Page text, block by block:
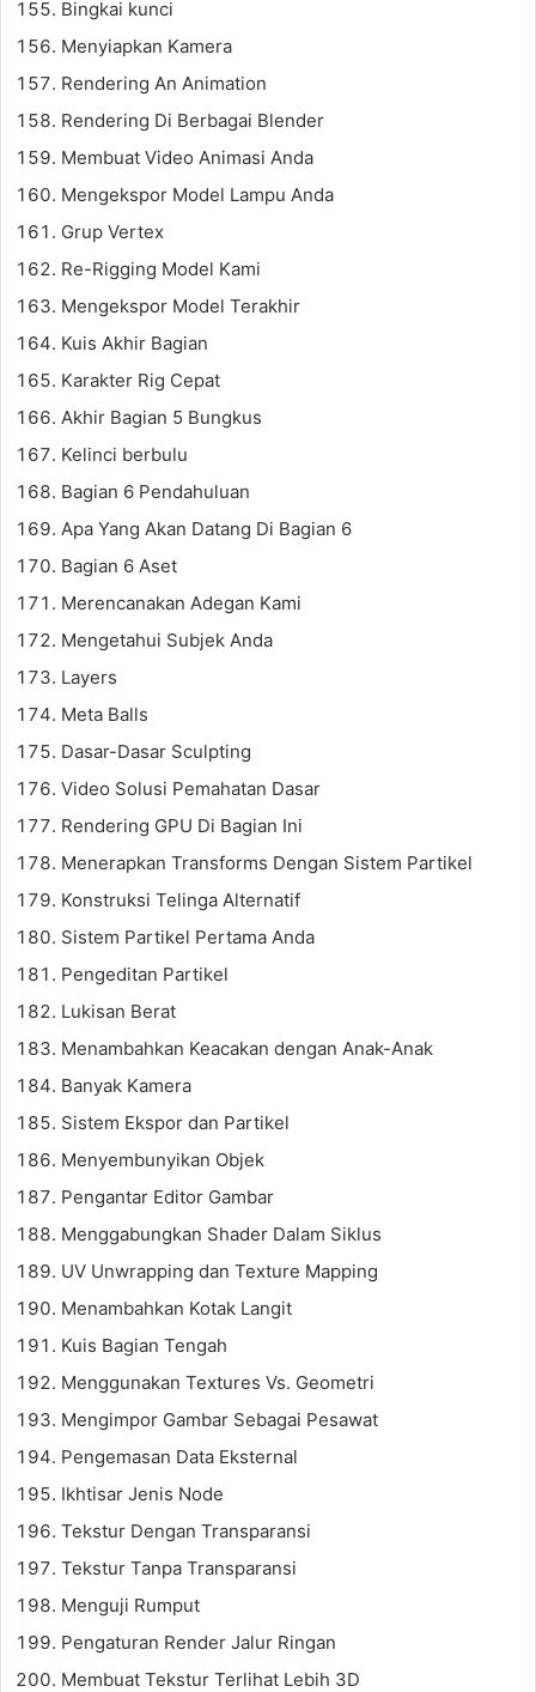
Bingkai kunci
Menyiapkan Kamera
Rendering An Animation
Rendering Di Berbagai Blender
Membuat Video Animasi Anda
Mengekspor Model Lampu Anda
Grup Vertex
Re-Rigging Model Kami
Mengekspor Model Terakhir
Kuis Akhir Bagian
Karakter Rig Cepat
Akhir Bagian 5 Bungkus
Kelinci berbulu
Bagian 6 Pendahuluan
Apa Yang Akan Datang Di Bagian 6
Bagian 6 Aset
Merencanakan Adegan Kami
Mengetahui Subjek Anda
Layers
Meta Balls
Dasar-Dasar Sculpting
Video Solusi Pemahatan Dasar
Rendering GPU Di Bagian Ini
Menerapkan Transforms Dengan Sistem Partikel
Konstruksi Telinga Alternatif
Sistem Partikel Pertama Anda
Pengeditan Partikel
Lukisan Berat
Menambahkan Keacakan dengan Anak-Anak
Banyak Kamera
Sistem Ekspor dan Partikel
Menyembunyikan Objek
Pengantar Editor Gambar
Menggabungkan Shader Dalam Siklus
UV Unwrapping dan Texture Mapping
Menambahkan Kotak Langit
Kuis Bagian Tengah
Menggunakan Textures Vs. Geometri
Mengimpor Gambar Sebagai Pesawat
Pengemasan Data Eksternal
Ikhtisar Jenis Node
Tekstur Dengan Transparansi
Tekstur Tanpa Transparansi
Menguji Rumput
Pengaturan Render Jalur Ringan
Membuat Tekstur Terlihat Lebih 3D